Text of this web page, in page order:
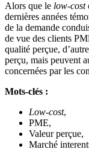
Alors que le low-cost
dernières années
de la demande
de vue des clients
qualité perçue,
perçu, mais peuvent
concernées par les
Mots-clés :
Low-cost,
PME,
Valeur perçue,
Marché